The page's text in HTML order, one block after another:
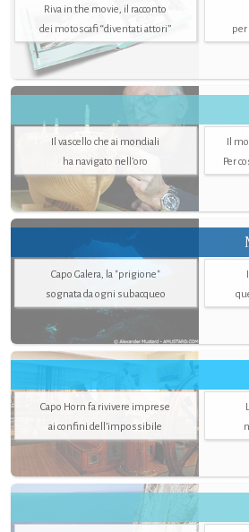
Riva in the movie, il racconto
dei motoscafi “diventati attori”
Il vascello che ai mondiali
ha navigato nell’oro
Il
Per
Capo Galera, la "prigione"
sognata da ogni subacqueo
Capo Horn fa rivivere imprese
ai confini dell’impossibile